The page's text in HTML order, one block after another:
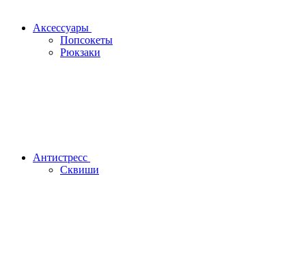
Аксессуары
Попсокеты
Рюкзаки
Антистресс
Сквиши